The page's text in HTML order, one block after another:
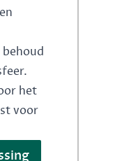
het
voor